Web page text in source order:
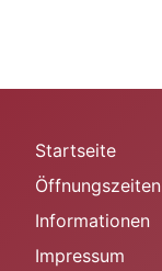
Startseite
Öffnungszeiten
Informationen
Impressum